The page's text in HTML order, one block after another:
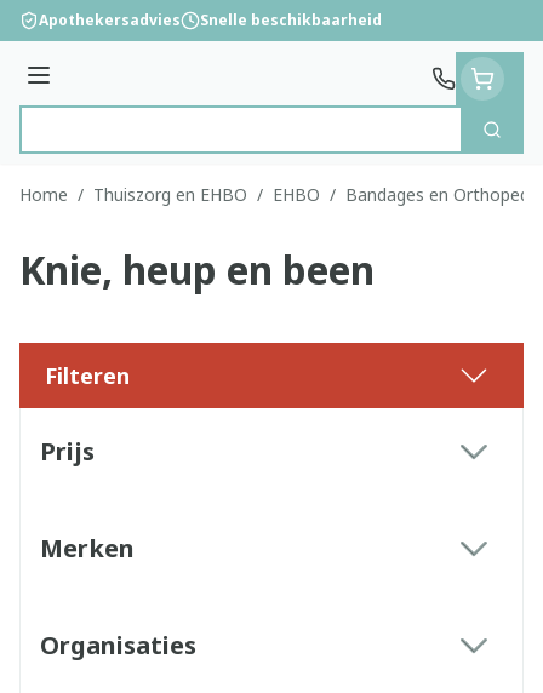
Ga naar de inhoud
Apothekersadvies Snelle beschikbaarheid
Menu
Zoek
Home / Thuiszorg en EHBO / EHBO / Bandages en
Knie, heup en been
Filteren
Prijs
Merken
Organisaties